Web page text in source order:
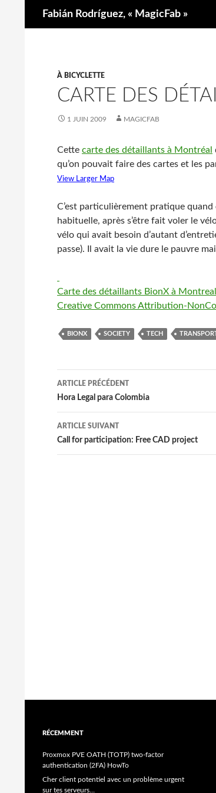
Fabián Rodríguez, « MagicFab »
À BICYCLETTE
CARTE DES
1 JUIN 2009 MAGICFAB
Cette carte des détaillants à Montréal
qu’on pouvait faire des cartes et les
View Larger Map
C’est particulièrement pratique
habituelle, après s’être fait voler le
vélo qui avait besoin d’autant
passe). Il avait la vie dure le pauvre
Carte des détaillants BionX à Montreal
Creative Commons Attribution-
BIONX SOCIETY TECH
Navigation
des
articles
ARTICLE PRÉCÉDENT
Hora Legal para Colombia
ARTICLE SUIVANT
Call for participation: Free CAD project
RÉCEMMENT
Proxmox PVE OATH (TOTP) two-factor
authentication (2FA) HowTo
Cher client potentiel avec un problème urgent
sur tes serveurs…